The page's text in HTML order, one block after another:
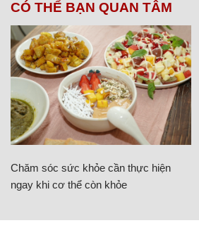
CÓ THỂ BẠN QUAN TÂM
Chăm sóc sức khỏe cần thực hiện
ngay khi cơ thể còn khỏe